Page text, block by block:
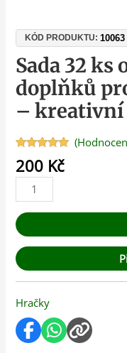
KÓD PRODUKTU:10063
Sada 32 ks
doplňků
– kreativní
Hodnoceno
5.00z 5 na
základě
hodnocení
zákazníků
200 Kč
Hračky